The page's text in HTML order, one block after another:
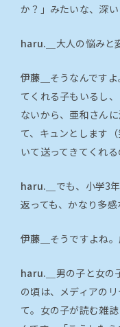
か？」みたいな、深い
haru.＿ 大人の悩みと
伊藤＿ そうなんです
てくれる子もいるし
ないから、亜和さん
て、キュンとします
いて送ってきてくれる
haru.＿ でも、小学3
返っても、かなり多感
伊藤＿ そうですよね
haru.＿ 男の子と女の
の頃は、メディアの
て。女の子が読む雑